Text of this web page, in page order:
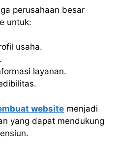
perusahaan besar
untuk:
usaha.
layanan.
website menjadi
yang dapat mendukung